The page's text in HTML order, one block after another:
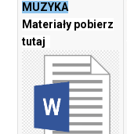
MUZYKA
Materiały pobierz
tutaj